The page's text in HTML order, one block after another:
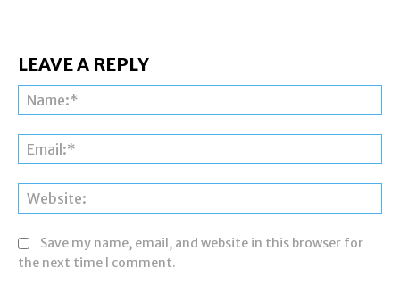
LEAVE A REPLY
Save my name, email, and website in this browser for
the next time I comment.